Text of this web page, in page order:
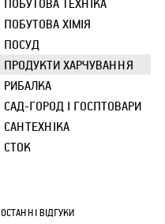
ПОБУТОВА ТЕХНІКА
ПОБУТОВА ХІМІЯ
ПОСУД
ПРОДУКТИ ХАРЧУВАННЯ
РИБАЛКА
САД-ГОРОД І ГОСПТОВАРИ
САНТЕХНІКА
СТОК
ОСТАННІ ВІДГУКИ